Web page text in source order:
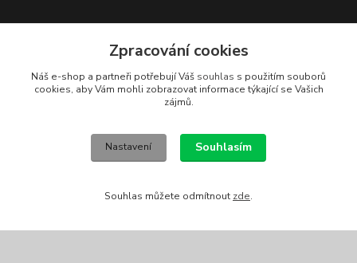
Stanislav Fuks
info@schodyplus.cz
Zpracování cookies
Náš e-shop a partneři potřebují Váš souhlas s použitím souborů
cookies, aby Vám mohli zobrazovat informace týkající se Vašich
zájmů.
Nastavení Souhlasím
Souhlas můžete odmítnout zde.